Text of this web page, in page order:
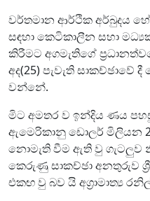
වර්තමාන ආර්ථික අර්බුදය
සඳහා කෙටිකාලීන සහා
කිරීමට අගමැතිගේ
අද(25) පැවැති සාකච්ඡාවේ
වන්නේ.
මිට අමතර ව ඉන්දිය ණය
ඇමෙරිකානු ඩොලර් මිලියන
නොමැති වීම ඇති වු ගැටලුව
කෙරුණු සාකච්ඡා අනතුරුව
එකඟ වු බව යි අග්‍රාමාත්‍ය